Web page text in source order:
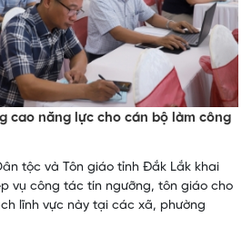
cao năng lực cho cán bộ làm công
tộc và Tôn giáo tỉnh Đắk Lắk khai
vụ công tác tín ngưỡng, tôn giáo cho
lĩnh vực này tại các xã, phường